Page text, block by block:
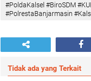
#PoldaKalsel #BiroSDM
#PolrestaBanjarmasin
Tidak ada yang Terkait